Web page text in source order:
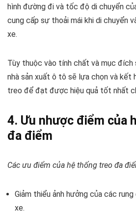
hình đường đi và tốc độ di chuyển
cung cấp sự thoải mái khi di chuyển
xe.
Tùy thuộc vào tính chất và mục đích
nhà sản xuất ô tô sẽ lựa chọn và kết
treo để đạt được hiệu quả tốt nhất
4. Ưu nhược điểm của
đa điểm
Các ưu điểm của hệ thống treo đa
Giảm thiểu ảnh hưởng của các
xe.